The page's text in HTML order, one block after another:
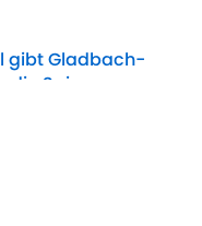
gibt Gladbach-
Saison vor